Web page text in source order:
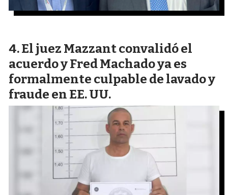
El juez Mazzant convalidó el
acuerdo y Fred Machado ya es
formalmente culpable de lavado y
fraude en EE. UU.